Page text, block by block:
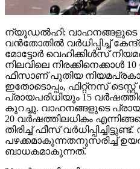
ന്യൂഡല്‍ഹി: വാഹനങ്ങളുടെ
വന്‍തോതില്‍ വര്‍ധിപ്പിച്ച്
മോട്ടോര്‍ വെഹിക്കിള്‍സ്
നിലവിലെ നിരക്കിനെക്കാള്‍
ഫീസാണ് പുതിയ
ഇതോടൊപ്പം, ഫിറ്റ്‌നസ്
പ്രായപരിധിയും 15
കുറച്ചു. വാഹനങ്ങളുടെ പ്രായം
20 വര്‍ഷത്തിലധികം
തിരിച്ച് ഫീസ്
പഴക്കമാകുന്നതനുസരിച്ച്
ബാധകമാകുന്നത്.